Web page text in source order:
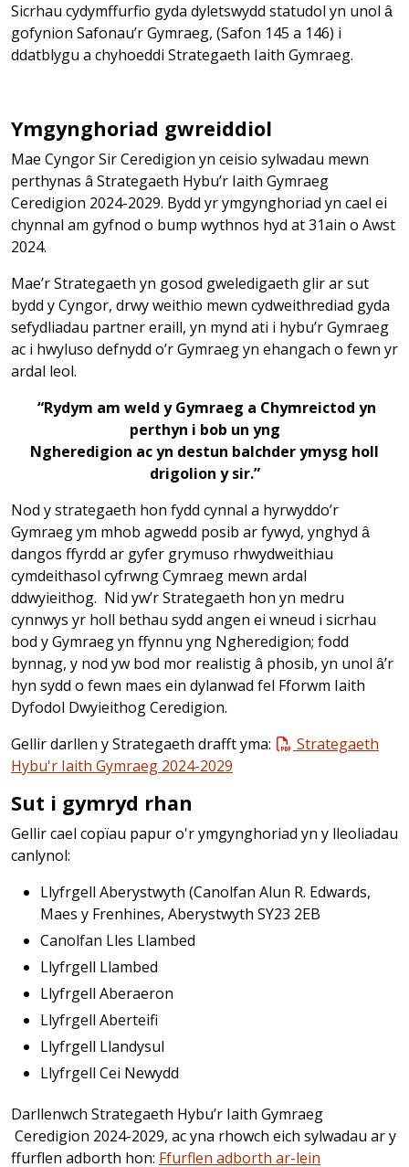
Sicrhau cydymffurfio gyda dyletswydd statudol yn unol ȃ
gofynion Safonau’r Gymraeg, (Safon 145 a 146) i
ddatblygu a chyhoeddi Strategaeth Iaith Gymraeg.
Ymgynghoriad gwreiddiol
Mae Cyngor Sir Ceredigion yn ceisio sylwadau mewn
perthynas â Strategaeth Hybu’r Iaith Gymraeg
Ceredigion 2024-2029. Bydd yr ymgynghoriad yn cael ei
chynnal am gyfnod o bump wythnos hyd at 31ain o Awst
2024.
Mae’r Strategaeth yn gosod gweledigaeth glir ar sut
bydd y Cyngor, drwy weithio mewn cydweithrediad gyda
sefydliadau partner eraill, yn mynd ati i hybu’r Gymraeg
ac i hwyluso defnydd o’r Gymraeg yn ehangach o fewn yr
ardal leol.
“Rydym am weld y Gymraeg a Chymreictod yn
perthyn i bob un yng
Ngheredigion ac yn destun balchder ymysg holl
drigolion y sir.”
Nod y strategaeth hon fydd cynnal a hyrwyddo’r
Gymraeg ym mhob agwedd posib ar fywyd, ynghyd ȃ
dangos ffyrdd ar gyfer grymuso rhwydweithiau
cymdeithasol cyfrwng Cymraeg mewn ardal
ddwyieithog. Nid yw’r Strategaeth hon yn medru
cynnwys yr holl bethau sydd angen ei wneud i sicrhau
bod y Gymraeg yn ffynnu yng Ngheredigion; fodd
bynnag, y nod yw bod mor realistig â phosib, yn unol ȃ’r
hyn sydd o fewn maes ein dylanwad fel Fforwm Iaith
Dyfodol Dwyieithog Ceredigion.
Gellir darllen y Strategaeth drafft yma:
Strategaeth
Hybu'r Iaith Gymraeg 2024-2029
Sut i gymryd rhan
Gellir cael copïau papur o'r ymgynghoriad yn y lleoliadau
canlynol:
Llyfrgell Aberystwyth (Canolfan Alun R. Edwards,
Maes y Frenhines, Aberystwyth SY23 2EB
Canolfan Lles Llambed
Llyfrgell Llambed
Llyfrgell Aberaeron
Llyfrgell Aberteifi
Llyfrgell Llandysul
Llyfrgell Cei Newydd
Darllenwch Strategaeth Hybu’r Iaith Gymraeg
Ceredigion 2024-2029, ac yna rhowch eich sylwadau ar y
ffurflen adborth hon: Ffurflen adborth ar-lein